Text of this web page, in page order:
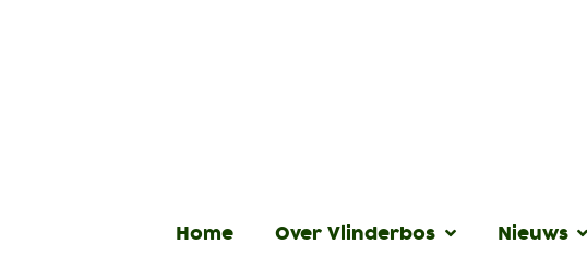
Home Over Vlinderbos Nieuws